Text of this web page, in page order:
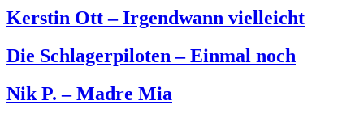
Kerstin Ott – Irgendwann vielleicht
Die Schlagerpiloten – Einmal noch
Nik P. – Madre Mia